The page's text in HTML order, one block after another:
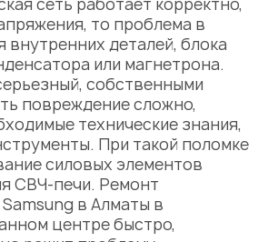
то проблема в
внутренних деталей, блока
или магнетрона.
собственными
повреждениесложно,
технические знания,
При такой поломке
силовых элементов
СВЧ-печи. Ремонт
в Алматы в
центре быстро,